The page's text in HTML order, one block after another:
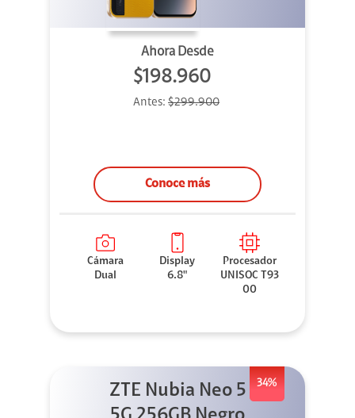
Ahora Desde
$198.960
Antes: $299.900
Conoce más
Cámara
Dual
Display
6.8"
Procesador
UNISOC T93
00
34%
ZTE Nubia Neo 5